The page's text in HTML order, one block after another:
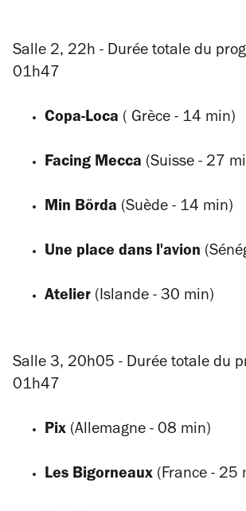
Salle 2, 22h - Durée totale du
01h47
Copa-Loca ( Grèce - 14 min)
Facing Mecca (Suisse - 27
Min Börda (Suède - 14 min)
Une place dans l'avion
Atelier (Islande - 30 min)
Salle 3, 20h05 - Durée totale du
01h47
Pix (Allemagne - 08 min)
Les Bigorneaux (France - 25